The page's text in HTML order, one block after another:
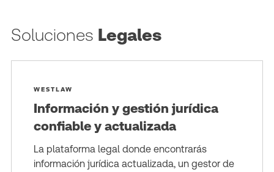
Soluciones Legales
WESTLAW
Información y gestión jurídica
confiable y actualizada
La plataforma legal donde encontrarás
información jurídica actualizada, un gestor de